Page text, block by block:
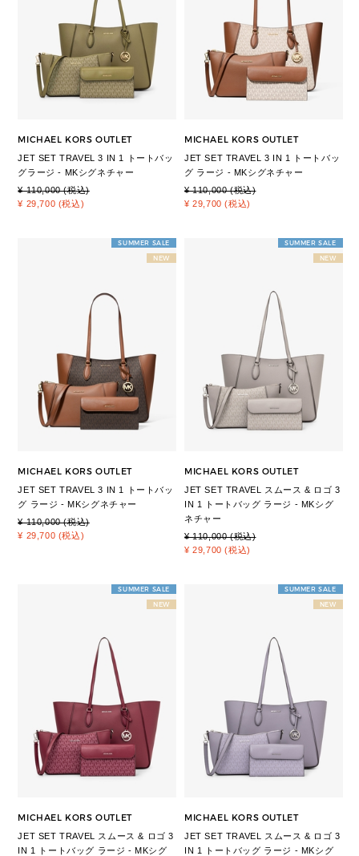
MICHAEL KORS OUTLET
JET SET TRAVEL 3 IN 1 トートバッ
グラージ - MKシグネチャー
¥ 110,000 (税込)
¥ 29,700 (税込)
MICHAEL KORS OUTLET
JET SET TRAVEL 3 IN 1 トートバッ
グ ラージ - MKシグネチャー
¥ 110,000 (税込)
¥ 29,700 (税込)
SUMMER SALE
NEW
MICHAEL KORS OUTLET
JET SET TRAVEL 3 IN 1 トートバッ
グ ラージ - MKシグネチャー
¥ 110,000 (税込)
¥ 29,700 (税込)
SUMMER SALE
NEW
MICHAEL KORS OUTLET
JET SET TRAVEL スムース & ロゴ 3
IN 1 トートバッグ ラージ - MKシグ
ネチャー
¥ 110,000 (税込)
¥ 29,700 (税込)
SUMMER SALE
NEW
MICHAEL KORS OUTLET
JET SET TRAVEL スムース & ロゴ 3
IN 1 トートバッグ ラージ - MKシグ
SUMMER SALE
NEW
MICHAEL KORS OUTLET
JET SET TRAVEL スムース & ロゴ 3
IN 1 トートバッグ ラージ - MKシグ